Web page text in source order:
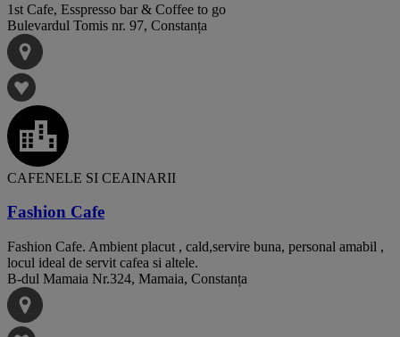
1st Cafe, Esspresso bar & Coffee to go
Bulevardul Tomis nr. 97, Constanța
CAFENELE SI CEAINARII
Fashion Cafe
Fashion Cafe. Ambient placut , cald,servire buna, personal amabil ,
locul ideal de servit cafea si altele.
B-dul Mamaia Nr.324, Mamaia, Constanța